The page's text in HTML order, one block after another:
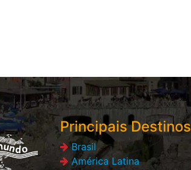
Principais Destinos
Brasil
América Latina